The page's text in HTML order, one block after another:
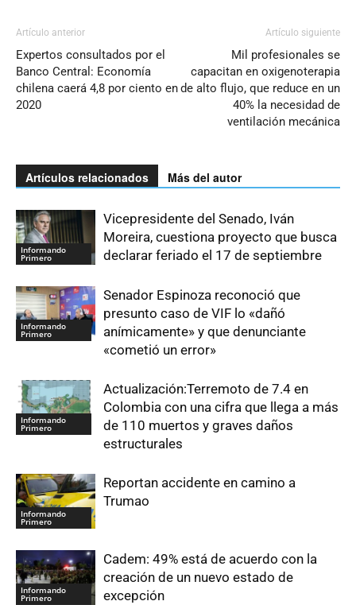
Artículo anterior
Expertos consultados por el
Banco Central: Economía
chilena caerá 4,8 por ciento en
2020
Artículo siguiente
Mil profesionales se
capacitan en oxigenoterapia
de alto flujo, que reduce en un
40% la necesidad de
ventilación mecánica
Artículos relacionados Más del autor
Informando
Primero
Vicepresidente del Senado, Iván
Moreira, cuestiona proyecto que busca
declarar feriado el 17 de septiembre
Informando
Primero
Senador Espinoza reconoció que
presunto caso de VIF lo «dañó
anímicamente» y que denunciante
«cometió un error»
Informando
Primero
Actualización:Terremoto de 7.4 en
Colombia con una cifra que llega a más
de 110 muertos y graves daños
estructurales
Informando
Primero
Reportan accidente en camino a
Trumao
Informando
Primero
Cadem: 49% está de acuerdo con la
creación de un nuevo estado de
excepción